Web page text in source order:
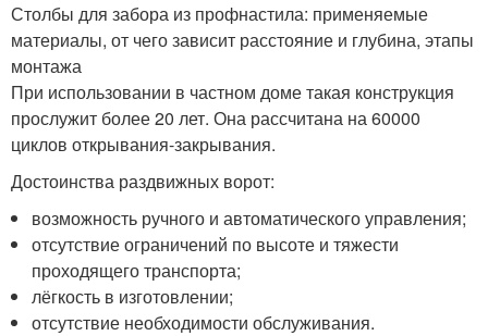
Столбы для забора из профнастила: применяемые
материалы, от чего зависит расстояние и глубина, этапы
монтажа
При использовании в частном доме такая конструкция
прослужит более 20 лет. Она рассчитана на 60000
циклов открывания-закрывания.
Достоинства раздвижных ворот:
возможность ручного и автоматического управления;
отсутствие ограничений по высоте и тяжести
проходящего транспорта;
лёгкость в изготовлении;
отсутствие необходимости обслуживания.